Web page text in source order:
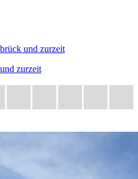
und zurzeit
zurzeit